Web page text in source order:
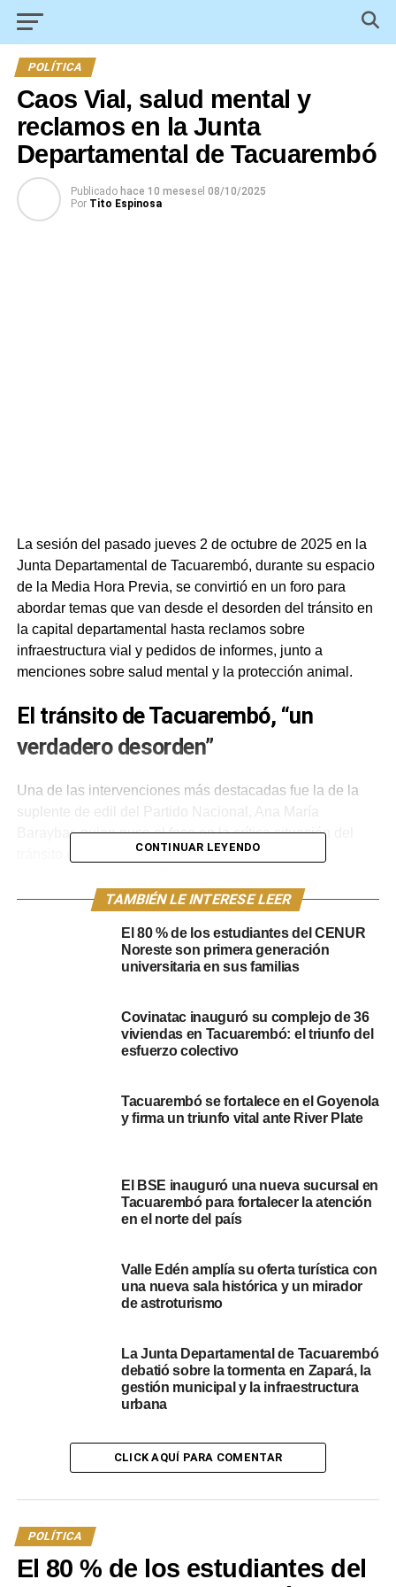
POLÍTICA
Caos Vial, salud mental y
reclamos en la Junta
Departamental de Tacuarembó
Publicado hace 10 mesesel 08/10/2025
Por Tito Espinosa
La sesión del pasado jueves 2 de octubre de 2025 en la
Junta Departamental de Tacuarembó, durante su espacio
de la Media Hora Previa, se convirtió en un foro para
abordar temas que van desde el desorden del tránsito en
la capital departamental hasta reclamos sobre
infraestructura vial y pedidos de informes, junto a
menciones sobre salud mental y la protección animal.
El tránsito de Tacuarembó, “un
verdadero desorden”
Una de las intervenciones más destacadas fue la de la
suplente de edil del Partido Nacional, Ana María
Baraybar, quien puso el foco en la crítica situación del
tránsito en Tacuarembó. Calificándolo como un
creciente parque automotor ha provocado la
La edil suplente detalló que los problemas más graves
obstrucción parcial o total de accesos a garajes. Subrayó
que estas prácticas limitan la visibilidad en cruces
preferencial para poder corroborar si viene otro vehículo.
Menciones a la salud mental y labor
de protectores animales
social. La edil del Partido Nacional, Alicia Chiappara,
utilizó su tiempo para informar sobre el Día Mundial de la
Salud Mental (10 de octubre), destacando que esta es tan
CONTINUAR LEYENDO
TAMBIÉN LE INTERESE LEER
El 80 % de los estudiantes del CENUR
Noreste son primera generación
universitaria en sus familias
Covinatac inauguró su complejo de 36
viviendas en Tacuarembó: el triunfo del
esfuerzo colectivo
Tacuarembó se fortalece en el Goyenola
y firma un triunfo vital ante River Plate
El BSE inauguró una nueva sucursal en
Tacuarembó para fortalecer la atención
en el norte del país
Valle Edén amplía su oferta turística con
una nueva sala histórica y un mirador
de astroturismo
La Junta Departamental de Tacuarembó
debatió sobre la tormenta en Zapará, la
gestión municipal y la infraestructura
urbana
CLICK AQUÍ PARA COMENTAR
POLÍTICA
El 80 % de los estudiantes del